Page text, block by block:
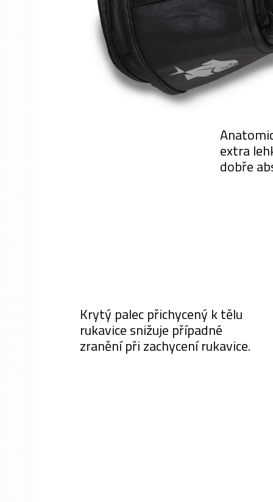
extra
dobře
Krytý palec přichycený k tělu
rukavice snižuje případné
zranění při zachycení rukavice.